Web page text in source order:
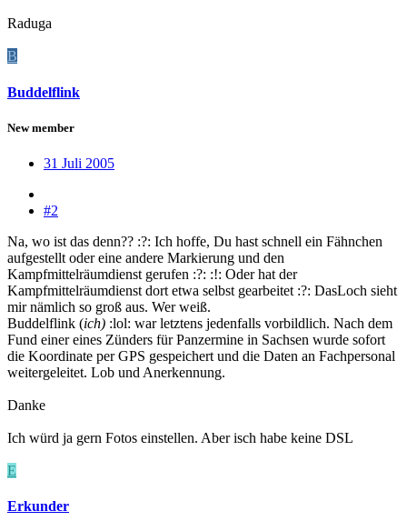
Raduga
B
Buddelflink
New member
31 Juli 2005
#2
Na, wo ist das denn?? :?: Ich hoffe, Du hast schnell ein Fähnchen
aufgestellt oder eine andere Markierung und den
Kampfmittelräumdienst gerufen :?: :!: Oder hat der
Kampfmittelräumdienst dort etwa selbst gearbeitet :?: DasLoch sieht
mir nämlich so groß aus. Wer weiß.
Buddelflink (ich) :lol: war letztens jedenfalls vorbildlich. Nach dem
Fund einer eines Zünders für Panzermine in Sachsen wurde sofort
die Koordinate per GPS gespeichert und die Daten an Fachpersonal
weitergeleitet. Lob und Anerkennung.
Danke
Ich würd ja gern Fotos einstellen. Aber isch habe keine DSL
E
Erkunder